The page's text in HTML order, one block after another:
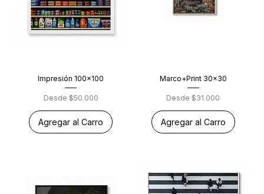
Impresión 100x100
Desde $50.000
Precio de oferta
Agregar al Carro
Marco+Print 30x30
Desde $31.000
Precio de oferta
Agregar al Carro